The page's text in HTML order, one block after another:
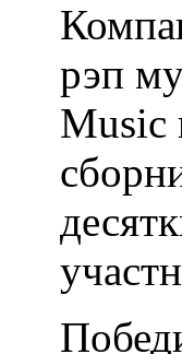
рэп
Music